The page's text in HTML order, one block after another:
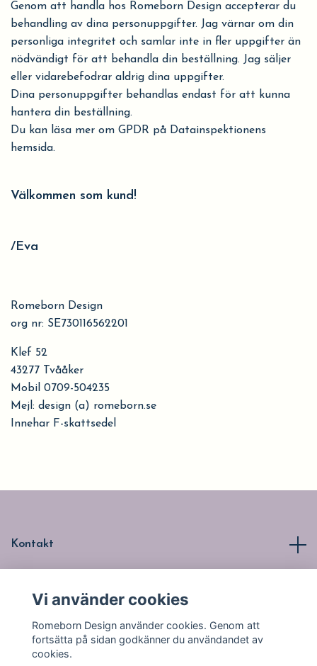
Genom att handla hos Romeborn Design accepterar du
behandling av dina personuppgifter. Jag värnar om din
personliga integritet och samlar inte in fler uppgifter än
nödvändigt för att behandla din beställning. Jag säljer
eller vidarebefodrar aldrig dina uppgifter.
Dina personuppgifter behandlas endast för att kunna
hantera din beställning.
Du kan läsa mer om GPDR på Datainspektionens
hemsida.
Välkommen som kund!
/Eva
Romeborn Design
org nr: SE730116562201
Klef 52
43277 Tvååker
Mobil 0709-504235
Mejl: design (a) romeborn.se
Innehar F-skattsedel
Kontakt
Sociala medier
Vi använder cookies
Romeborn Design använder cookies. Genom att
fortsätta på sidan godkänner du användandet av
cookies.